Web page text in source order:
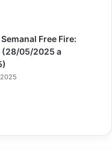
Free Fire:
(28/05/2025 a